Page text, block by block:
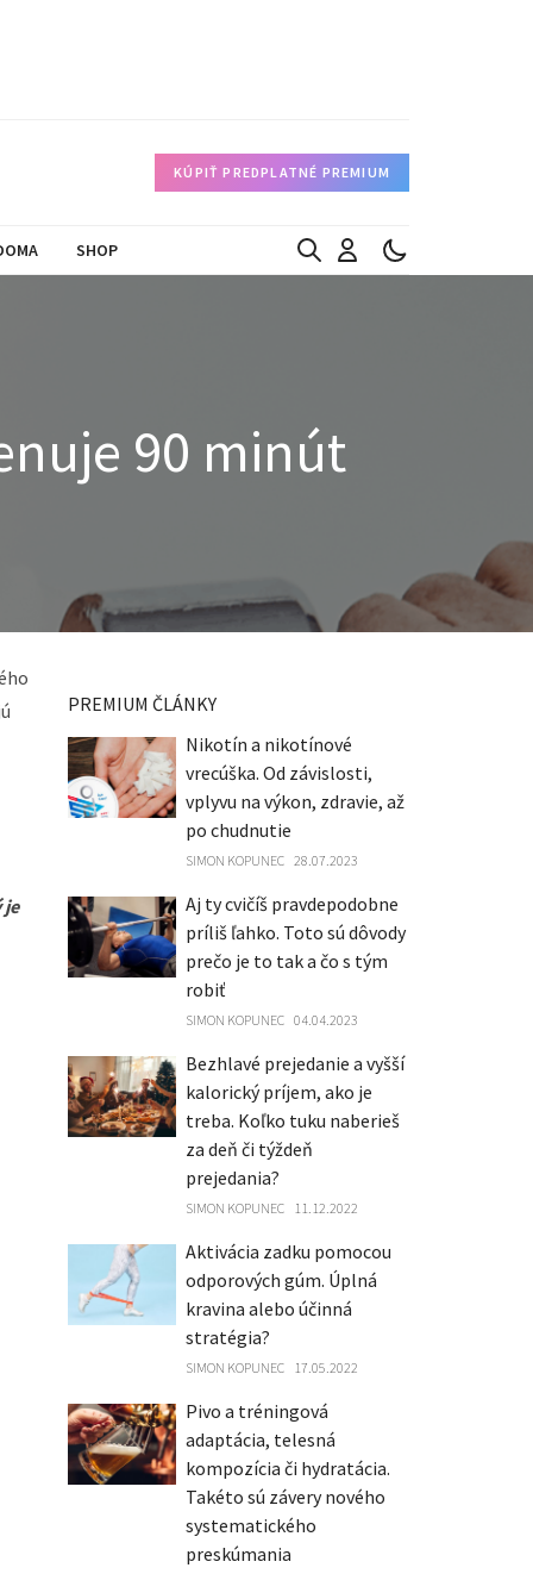
KÚPIŤ PREDPLATNÉ PREMIUM
SHOP
90 minút
je
PREMIUM ČLÁNKY
Nikotín a nikotínové
vrecúška. Od závislosti,
vplyvu na výkon, zdravie, až
po chudnutie
SIMON KOPUNEC 28.07.2023
Aj ty cvičíš pravdepodobne
príliš ľahko. Toto sú dôvody
prečo je to tak a čo s tým
robiť
SIMON KOPUNEC 04.04.2023
Bezhlavé prejedanie a vyšší
kalorický príjem, ako je
treba. Koľko tuku naberieš
za deň či týždeň
prejedania?
SIMON KOPUNEC 11.12.2022
Aktivácia zadku pomocou
odporových gúm. Úplná
kravina alebo účinná
stratégia?
SIMON KOPUNEC 17.05.2022
Pivo a tréningová
adaptácia, telesná
kompozícia či hydratácia.
Takéto sú závery nového
systematického
preskúmania